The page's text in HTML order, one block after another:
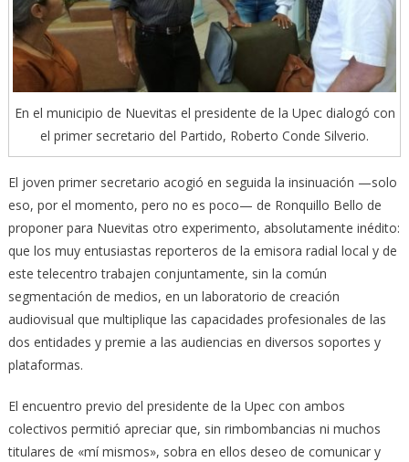
En el municipio de Nuevitas el presidente de la Upec dialogó con
el primer secretario del Partido, Roberto Conde Silverio.
El joven primer secretario acogió en seguida la insinuación —solo
eso, por el momento, pero no es poco— de Ronquillo Bello de
proponer para Nuevitas otro experimento, absolutamente inédito:
que los muy entusiastas reporteros de la emisora radial local y de
este telecentro trabajen conjuntamente, sin la común
segmentación de medios, en un laboratorio de creación
audiovisual que multiplique las capacidades profesionales de las
dos entidades y premie a las audiencias en diversos soportes y
plataformas.
El encuentro previo del presidente de la Upec con ambos
colectivos permitió apreciar que, sin rimbombancias ni muchos
titulares de «mí mismos», sobra en ellos deseo de comunicar y